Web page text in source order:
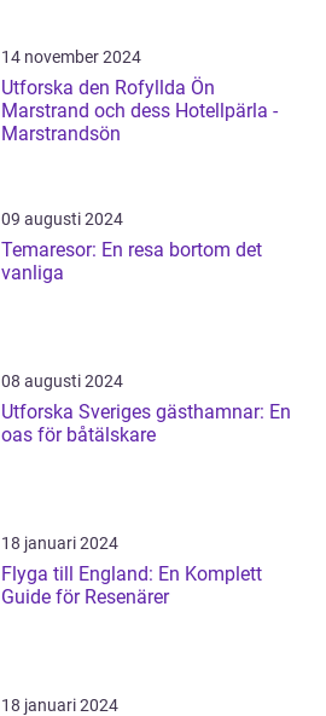
14 november 2024
Utforska den Rofyllda Ön
Marstrand och dess Hotellpärla -
Marstrandsön
09 augusti 2024
Temaresor: En resa bortom det
vanliga
08 augusti 2024
Utforska Sveriges gästhamnar: En
oas för båtälskare
18 januari 2024
Flyga till England: En Komplett
Guide för Resenärer
18 januari 2024